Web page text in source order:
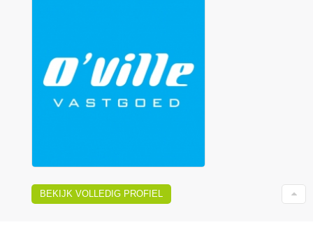
BEKIJK VOLLEDIG PROFIEL